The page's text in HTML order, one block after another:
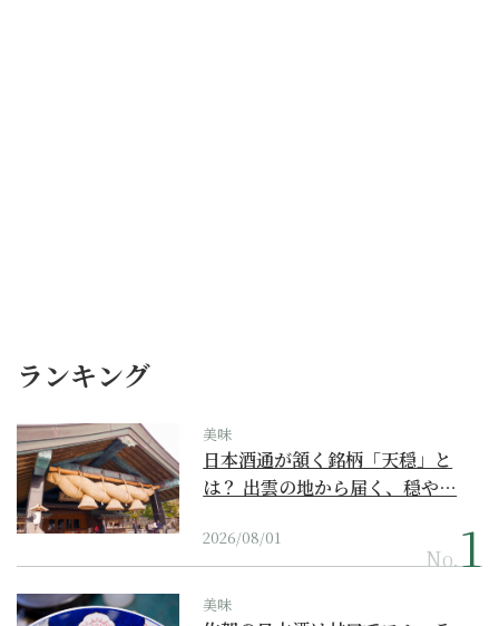
ランキング
美味
日本酒通が頷く銘柄「天穏」と
は？ 出雲の地から届く、穏や…
2026/08/01
No.
美味